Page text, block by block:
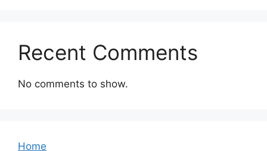
Recent Comments
No comments to show.
Home